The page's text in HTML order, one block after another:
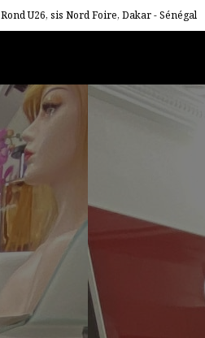
Rond U26, sis Nord Foire, Dakar - Sénégal